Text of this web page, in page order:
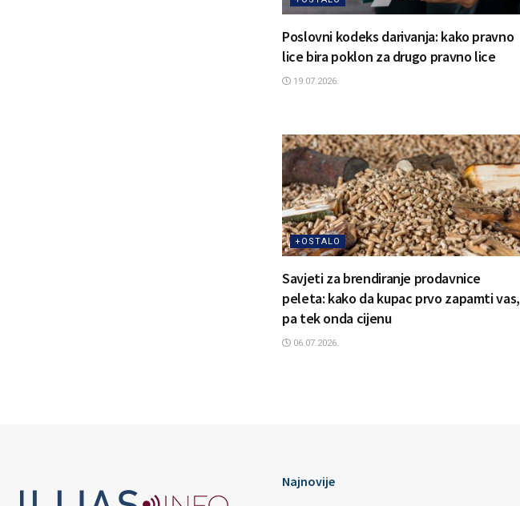
Poslovni kodeks darivanja: kako pravno
lice bira poklon za drugo pravno lice
19.07.2026.
+OSTALO
Savjeti za brendiranje prodavnice
peleta: kako da kupac prvo zapamti vas,
pa tek onda cijenu
06.07.2026.
Najnovije